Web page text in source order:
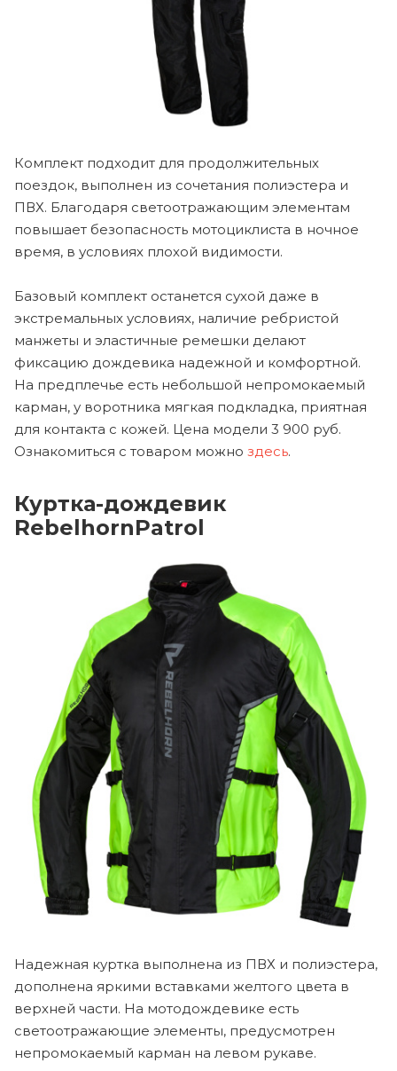
Комплект подходит для продолжительных
поездок, выполнен из сочетания полиэстера и
ПВХ. Благодаря светоотражающим элементам
повышает безопасность мотоциклиста в ночное
время, в условиях плохой видимости.
Базовый комплект останется сухой даже в
экстремальных условиях, наличие ребристой
манжеты и эластичные ремешки делают
фиксацию дождевика надежной и комфортной.
На предплечье есть небольшой непромокаемый
карман, у воротника мягкая подкладка, приятная
для контакта с кожей. Цена модели 3 900 руб.
Ознакомиться с товаром можно здесь.
Куртка-дождевик
RebelhornPatrol
Надежная куртка выполнена из ПВХ и полиэстера,
дополнена яркими вставками желтого цвета в
верхней части. На мотодождевике есть
светоотражающие элементы, предусмотрен
непромокаемый карман на левом рукаве.